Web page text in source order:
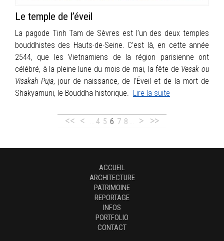
Le temple de l’éveil
La pagode Tinh Tam de Sèvres est l’un des deux temples
bouddhistes des Hauts-de-Seine. C’est là, en cette année
2544, que les Vietnamiens de la région parisienne ont
célébré, à la pleine lune du mois de mai, la fête de Vesak ou
Visakah Puja, jour de naissance, de l’Éveil et de la mort de
Shakyamuni, le Bouddha historique. Lire la suite
<< < … 4 5 6 7 8 … > >>
ACCUEIL
ARCHITECTURE
PATRIMOINE
REPORTAGE
INFOS
PORTFOLIO
CONTACT